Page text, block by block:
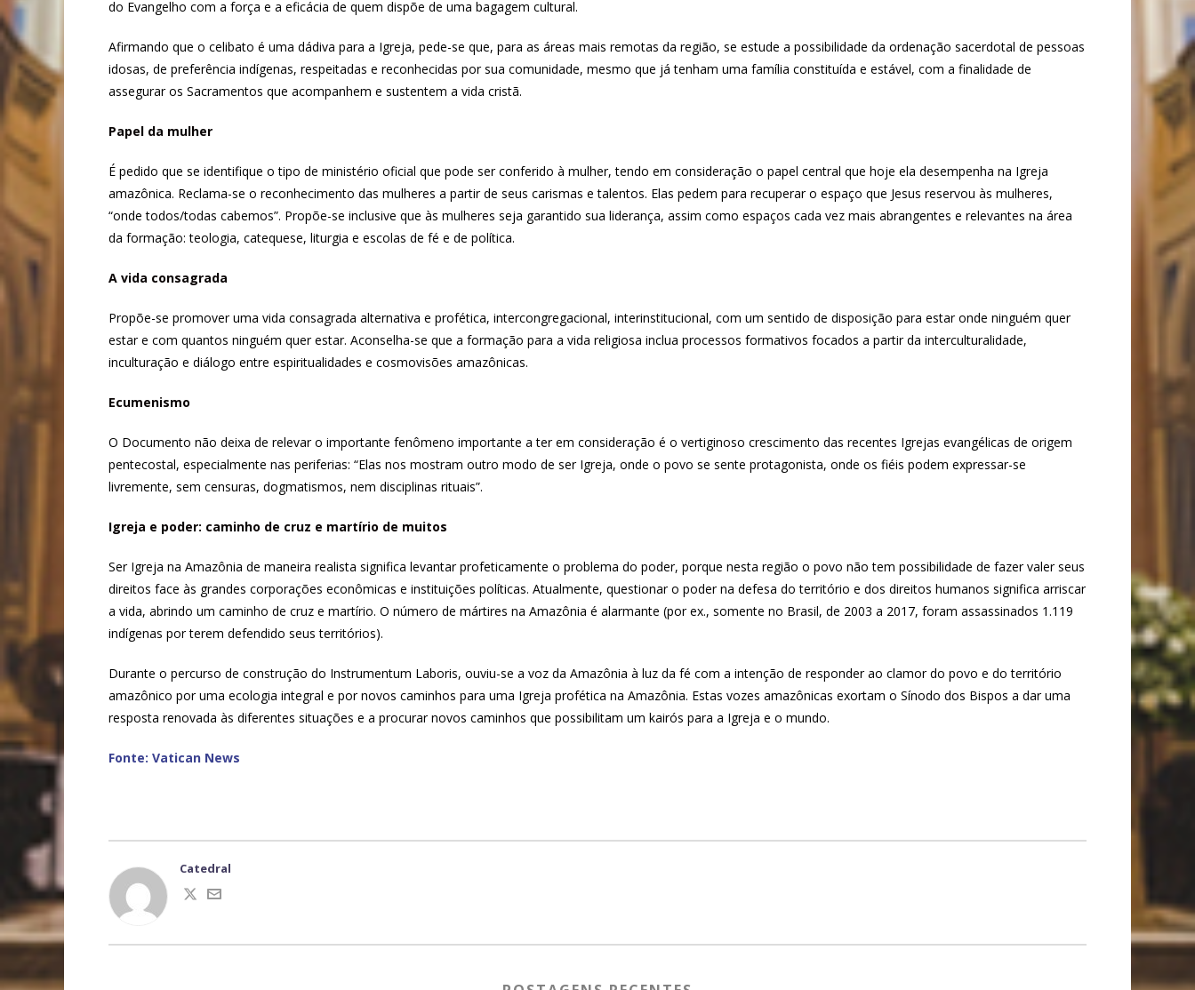
do Evangelho com a força e a eficácia de quem dispõe de uma bagagem cultural.
Afirmando que o celibato é uma dádiva para a Igreja, pede-se que, para as áreas mais remotas da região, se estude a possibilidade da ordenação sacerdotal de pessoas
idosas, de preferência indígenas, respeitadas e reconhecidas por sua comunidade, mesmo que já tenham uma família constituída e estável, com a finalidade de
assegurar os Sacramentos que acompanhem e sustentem a vida cristã.
Papel da mulher
É pedido que se identifique o tipo de ministério oficial que pode ser conferido à mulher, tendo em consideração o papel central que hoje ela desempenha na Igreja
amazônica. Reclama-se o reconhecimento das mulheres a partir de seus carismas e talentos. Elas pedem para recuperar o espaço que Jesus reservou às mulheres,
“onde todos/todas cabemos”. Propõe-se inclusive que às mulheres seja garantido sua liderança, assim como espaços cada vez mais abrangentes e relevantes na área
da formação: teologia, catequese, liturgia e escolas de fé e de política.
A vida consagrada
Propõe-se promover uma vida consagrada alternativa e profética, intercongregacional, interinstitucional, com um sentido de disposição para estar onde ninguém quer
estar e com quantos ninguém quer estar. Aconselha-se que a formação para a vida religiosa inclua processos formativos focados a partir da interculturalidade,
inculturação e diálogo entre espiritualidades e cosmovisões amazônicas.
Ecumenismo
O Documento não deixa de relevar o importante fenômeno importante a ter em consideração é o vertiginoso crescimento das recentes Igrejas evangélicas de origem
pentecostal, especialmente nas periferias: “Elas nos mostram outro modo de ser Igreja, onde o povo se sente protagonista, onde os fiéis podem expressar-se
livremente, sem censuras, dogmatismos, nem disciplinas rituais”.
Igreja e poder: caminho de cruz e martírio de muitos
Ser Igreja na Amazônia de maneira realista significa levantar profeticamente o problema do poder, porque nesta região o povo não tem possibilidade de fazer valer seus
direitos face às grandes corporações econômicas e instituições políticas. Atualmente, questionar o poder na defesa do território e dos direitos humanos significa arriscar
a vida, abrindo um caminho de cruz e martírio. O número de mártires na Amazônia é alarmante (por ex., somente no Brasil, de 2003 a 2017, foram assassinados 1.119
indígenas por terem defendido seus territórios).
Durante o percurso de construção do Instrumentum Laboris, ouviu-se a voz da Amazônia à luz da fé com a intenção de responder ao clamor do povo e do território
amazônico por uma ecologia integral e por novos caminhos para uma Igreja profética na Amazônia. Estas vozes amazônicas exortam o Sínodo dos Bispos a dar uma
resposta renovada às diferentes situações e a procurar novos caminhos que possibilitam um kairós para a Igreja e o mundo.
Fonte: Vatican News
Catedral